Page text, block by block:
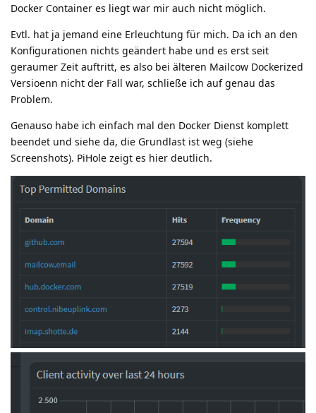
Docker Container es liegt war mir auch nicht möglich.
Evtl. hat ja jemand eine Erleuchtung für mich. Da ich an den
Konfigurationen nichts geändert habe und es erst seit
geraumer Zeit auftritt, es also bei älteren Mailcow Dockerized
Versioenn nicht der Fall war, schließe ich auf genau das
Problem.
Genauso habe ich einfach mal den Docker Dienst komplett
beendet und siehe da, die Grundlast ist weg (siehe
Screenshots). PiHole zeigt es hier deutlich.